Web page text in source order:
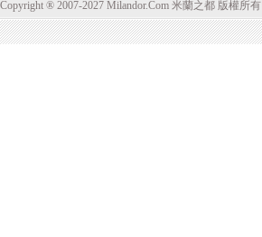
Copyright ® 2007-2027 Milandor.Com 米蘭之都 版權所有